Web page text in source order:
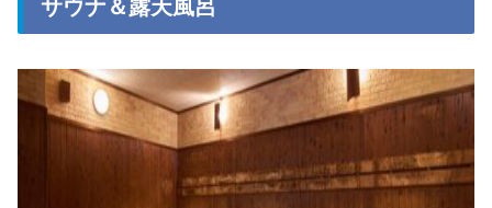
サウナ＆露天風呂